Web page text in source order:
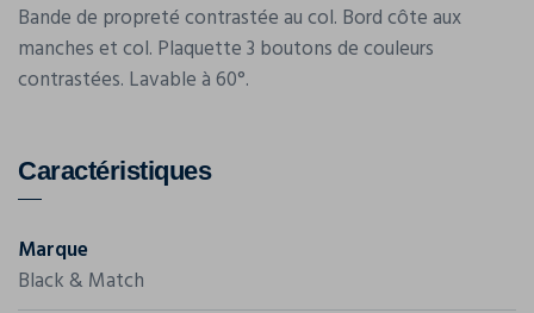
Bande de propreté contrastée au col. Bord côte aux
manches et col. Plaquette 3 boutons de couleurs
contrastées. Lavable à 60°.
Caractéristiques
Marque
Black & Match